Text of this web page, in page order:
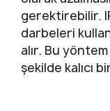
gerektirebilir.
darbeleri
alır. Bu
şekilde kalıcı